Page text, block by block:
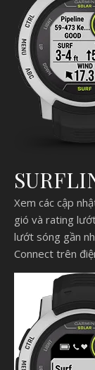
Xem các cập
gió và rating
lướt sóng gần
Connect trên